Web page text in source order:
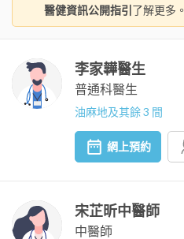
醫健資訊公開指引 了解更多。
李家韡醫生
普通科醫生
油麻地及其餘 3 間
網上預約
宋芷昕中醫師
中醫師